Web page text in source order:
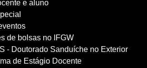
e aluno
de bolsas no IFGW
- Doutorado Sanduíche no Exterior
de Estágio Docente